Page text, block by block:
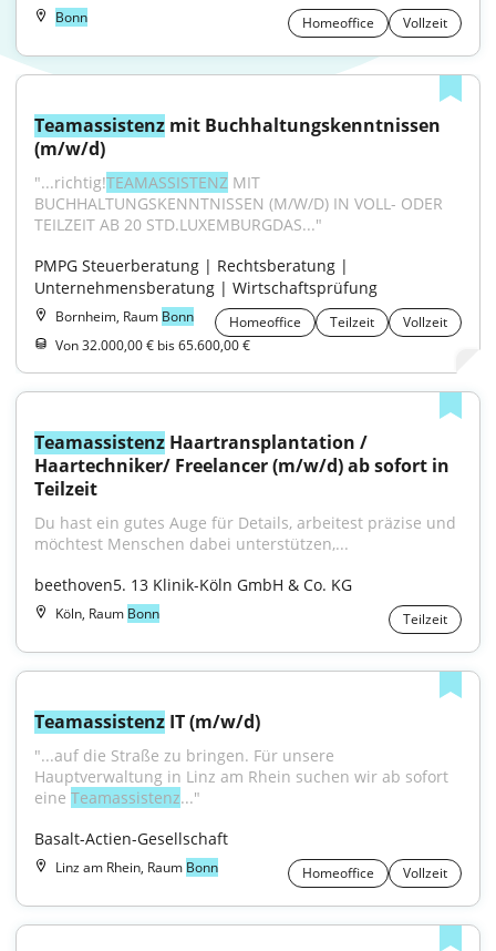
Bonn Homeoffice Vollzeit
Teamassistenz mit Buchhaltungskenntnissen
(m/w/d)
"...richtig!TEAMASSISTENZ MIT
BUCHHALTUNGSKENNTNISSEN (M/W/D) IN VOLL- ODER
TEILZEIT AB 20 STD.LUXEMBURGDAS..."
PMPG Steuerberatung | Rechtsberatung |
Unternehmensberatung | Wirtschaftsprüfung
Bornheim, Raum Bonn Homeoffice Teilzeit
Vollzeit
Von 32.000,00 € bis 65.600,00 €
Teamassistenz Haartransplantation /
Haartechniker/ Freelancer (m/w/d) ab sofort in
Teilzeit
Du hast ein gutes Auge für Details, arbeitest präzise und
möchtest Menschen dabei unterstützen,...
beethoven5. 13 Klinik-Köln GmbH & Co. KG
Köln, Raum Bonn Teilzeit
Teamassistenz IT (m/w/d)
"...auf die Straße zu bringen. Für unsere
Hauptverwaltung in Linz am Rhein suchen wir ab sofort
eine Teamassistenz..."
Basalt-Actien-Gesellschaft
Linz am Rhein, Raum Bonn Homeoffice Vollzeit